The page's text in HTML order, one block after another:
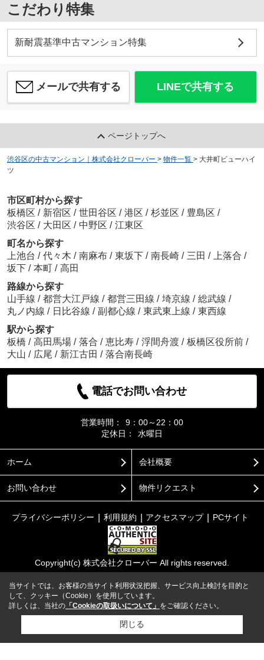
こだわり特集
新耐震基準中古マンション特集
メールで共有する LINEで共有する
ページトップへ
渋谷区の中古マンション｜株式会社クローバー > 物件一覧 > 大井町ビューハイ
ツ
市区町村から探す
板橋区 / 新宿区 / 世田谷区 / 港区 / 杉並区 / 豊島区 /
渋谷区 / 大田区 / 中野区 / 江東区
町名から探す
上池台 / 代々木 / 南麻布 / 東坂下 / 南長崎 / 三田 / 上落合 /
坂下 / 本町 / 高田
路線から探す
山手線 / 都営大江戸線 / 都営三田線 / 埼京線 / 総武線 /
丸ノ内線 / 日比谷線 / 副都心線 / 東武東上線 / 東西線
駅から探す
板橋 / 高田馬場 / 落合 / 恵比寿 / 浮間舟渡 / 板橋区役所前 /
大山 / 広尾 / 新江古田 / 落合南長崎
電話でお問い合わせ
営業時間：
9：00～22：00
定休日：
水曜日
ホーム 会社概要
お問い合わせ 物件リクエスト
プライバシーポリシー 利用規約 アクセスマップ PCサイト
Copyright(c) 株式会社クローバー All rights reserved.
当サイトでは、お客様の当サイト利用状況把握、サービス向上検討を目的と
して、クッキー（Cookie）を使用しています。
詳しくは、当社の 「Cookieの取扱いについて」 をご確認ください。
閉じる